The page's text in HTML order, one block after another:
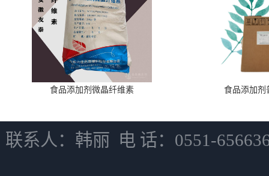
食品添加剂微晶纤维素 食品添加剂
联系人：韩丽 电 话：0551-